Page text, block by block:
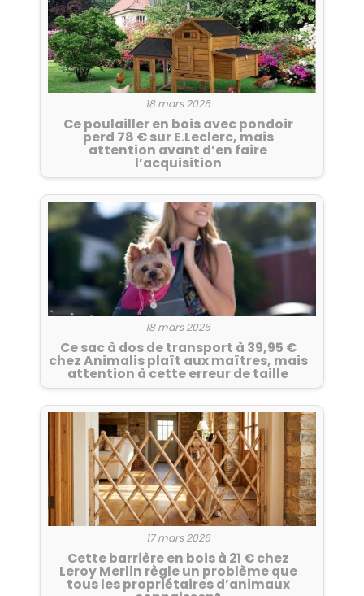
18 mars 2026
Ce poulailler en bois avec pondoir
perd 78 € sur E.Leclerc, mais
attention avant d’en faire
l’acquisition
18 mars 2026
Ce sac à dos de transport à 39,95 €
chez Animalis plaît aux maîtres, mais
attention à cette erreur de taille
17 mars 2026
Cette barrière en bois à 21 € chez
Leroy Merlin règle un problème que
tous les propriétaires d’animaux